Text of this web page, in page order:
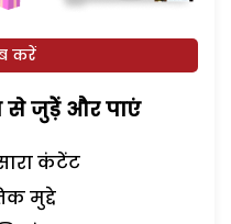
करें
से जुड़ेें और पाएं
कंटेंट
मुद्दे